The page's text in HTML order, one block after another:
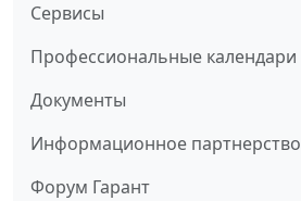
Сервисы
Профессиональные календари
Документы
Информационное партнерство
Форум Гарант